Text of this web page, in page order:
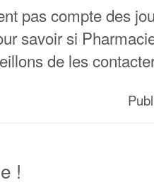
pas compte des
savoir si
de les
!